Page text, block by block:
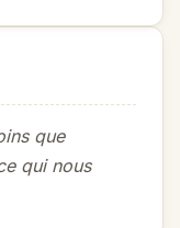
que
qui nous